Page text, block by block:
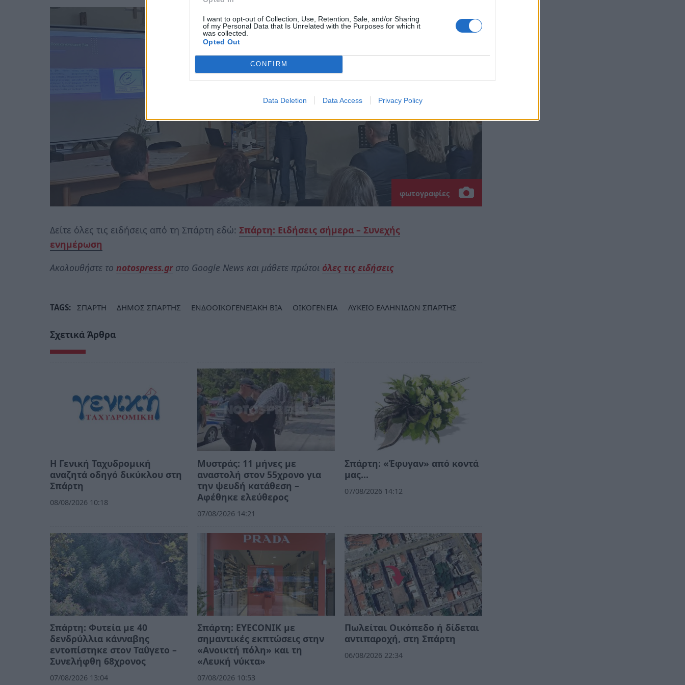
I want to opt-out of Collection, Use, Retention, Sale, and/or Sharing
of my Personal Data that Is Unrelated with the Purposes for which it
was collected.
Opted Out
CONFIRM
Data Deletion Data Access Privacy Policy
φωτογραφίες
Δείτε όλες τις ειδήσεις από τη Σπάρτη εδώ: Σπάρτη: Ειδήσεις σήμερα – Συνεχής
ενημέρωση
Ακολουθήστε το notospress.grστο Google News και μάθετε πρώτοι όλες τις ειδήσεις
TAGS: ΣΠΑΡΤΗ ΔΗΜΟΣ ΣΠΑΡΤΗΣ ΕΝΔΟΟΙΚΟΓΕΝΕΙΑΚΗ ΒΙΑ ΟΙΚΟΓΕΝΕΙΑ ΛΥΚΕΙΟ ΕΛΛΗΝΙΔΩΝ ΣΠΑΡΤΗΣ
Σχετικά Άρθρα
Η Γενική Ταχυδρομική
αναζητά οδηγό δικύκλου στη
Σπάρτη
08/08/2026 10:18
Μυστράς: 11 μήνες με
αναστολή στον 55χρονο για
την ψευδή κατάθεση –
Αφέθηκε ελεύθερος
07/08/2026 14:21
Σπάρτη: «Έφυγαν» από κοντά
μας…
07/08/2026 14:12
Σπάρτη: Φυτεία με 40
δενδρύλλια κάνναβης
εντοπίστηκε στον Ταΰγετο –
Συνελήφθη 68χρονος
07/08/2026 13:04
Σπάρτη: EYECONIK με
σημαντικές εκπτώσεις στην
«Ανοικτή πόλη» και τη
«Λευκή νύκτα»
07/08/2026 10:53
Πωλείται Οικόπεδο ή δίδεται
αντιπαροχή, στη Σπάρτη
06/08/2026 22:34